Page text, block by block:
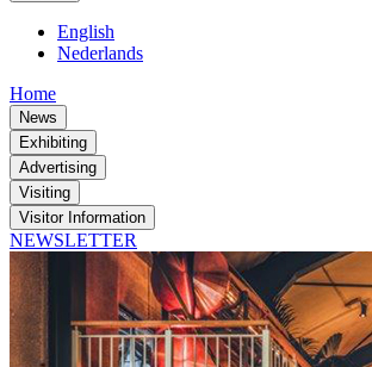
English
Nederlands
Home
News
Exhibiting
Advertising
Visiting
Visitor Information
NEWSLETTER